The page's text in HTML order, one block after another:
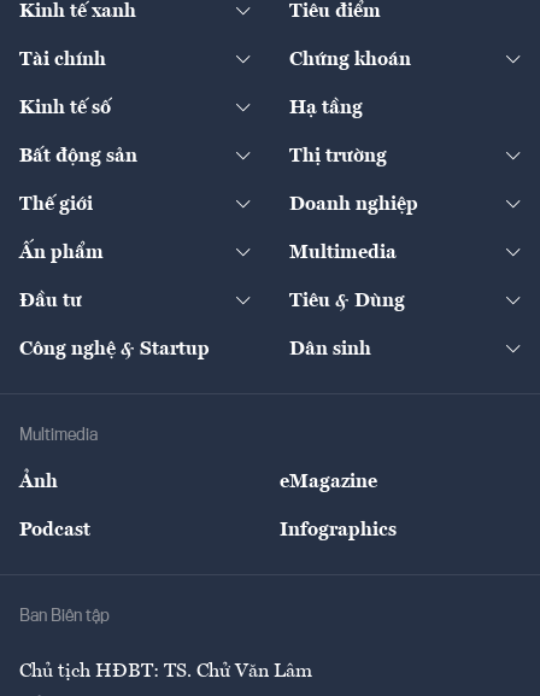
Kinh tế xanh
Diễn đàn
Tiêu điểm
Tài chính
Ngân hàng
Bảo hiểm
Chứng khoán
Doanh nghiệp niêm yết
Khung pháp lý
Kinh tế số
Sản phẩm - Thị trường
Start-up
Quản trị số
Hạ tầng
Bất động sản
Chính sách
Tư vấn
Thị trường
Thị trường
Nông sản
Thế giới
Kinh tế
Doanh nghiệp
Ấn phẩm
The Guide
Multimedia
Đầu tư Tiêu & Dùng
Giải trí
Công nghệ & Startup Dân sinh
Multimedia
Ảnh eMagazine
Podcast Infographics
Ban Biên tập
Chủ tịch HĐBT: TS. Chử Văn Lâm